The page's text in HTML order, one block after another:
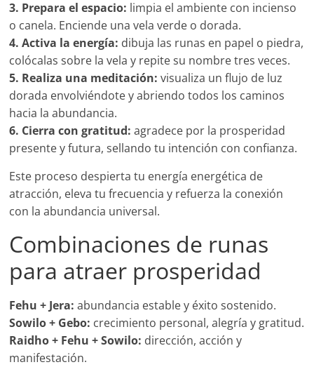
3. Prepara el espacio: limpia el ambiente con incienso
o canela. Enciende una vela verde o dorada.
4. Activa la energía: dibuja las runas en papel o piedra,
colócalas sobre la vela y repite su nombre tres veces.
5. Realiza una meditación: visualiza un flujo de luz
dorada envolviéndote y abriendo todos los caminos
hacia la abundancia.
6. Cierra con gratitud: agradece por la prosperidad
presente y futura, sellando tu intención con confianza.
Este proceso despierta tu energía energética de
atracción, eleva tu frecuencia y refuerza la conexión
con la abundancia universal.
Combinaciones de runas
para atraer prosperidad
Fehu + Jera: abundancia estable y éxito sostenido.
Sowilo + Gebo: crecimiento personal, alegría y gratitud.
Raidho + Fehu + Sowilo: dirección, acción y
manifestación.